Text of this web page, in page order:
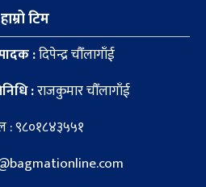
हाम्रो टिम
:दिपेन्द्र चौँलागाँई
:राजकुमार चौँलागाँई
: ९८०१८४३५५१